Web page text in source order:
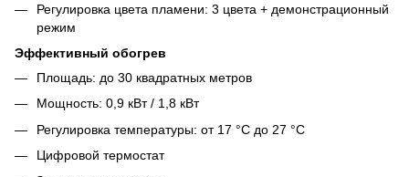
Регулировка цвета пламени: 3 цвета + демонстрационный
режим
Эффективный обогрев
Площадь: до 30 квадратных метров
Мощность: 0,9 кВт / 1,8 кВт
Регулировка температуры: от 17 °C до 27 °C
Цифровой термостат